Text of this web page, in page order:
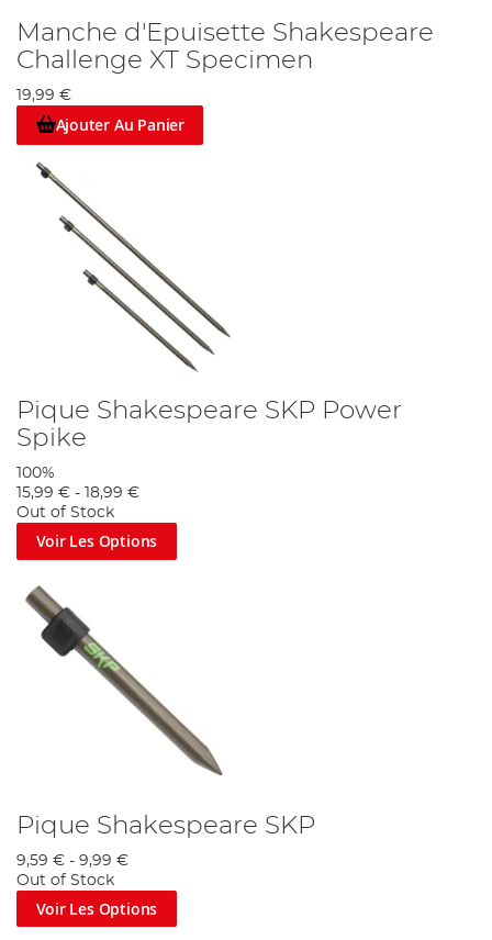
Manche d'Epuisette Shakespeare
Challenge XT Specimen
19,99 €
Ajouter Au Panier
Pique Shakespeare SKP Power
Spike
100%
15,99 € -
18,99 €
Out of Stock
Voir Les Options
Pique Shakespeare SKP
9,59 € - 9,99 €
Out of Stock
Voir Les Options